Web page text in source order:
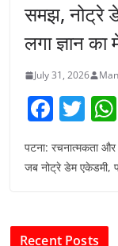
समझ, नोट्रे
लगा ज्ञान का
July 31, 2026
F
c
e
o
T
itt
पटना: रचनात्मकता
जब नोट्रे डेम एकेडमी,
Recent Posts